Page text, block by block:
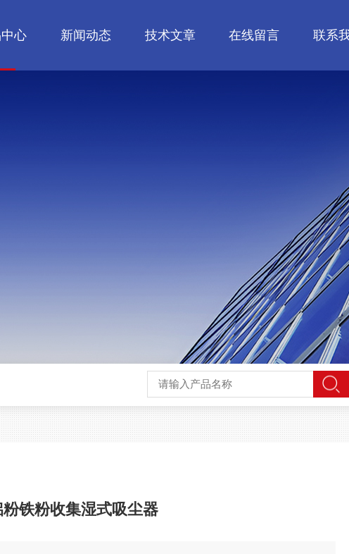
心 新闻动态 技术文章 在线留言 联系
铁粉收集湿式吸尘器